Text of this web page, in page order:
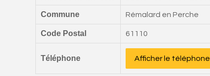
Commune Rémalard en Perche
Code Postal 61110
Téléphone Afficher le téléphone